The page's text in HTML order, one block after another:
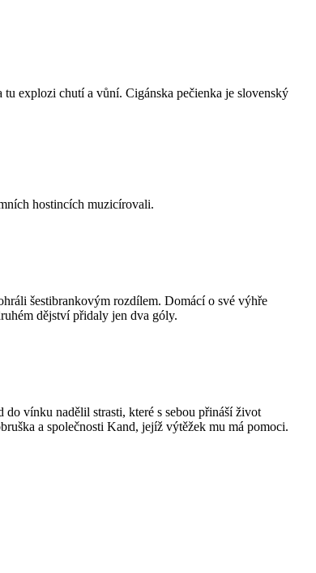
explozi chutí a vůní. Cigánska pečienka je slovenský
hostincích muzicírovali.
šestibrankovým rozdílem. Domácí o své výhře
dějství přidaly jen dva góly.
vínku nadělil strasti, které s sebou přináší život
a společnosti Kand, jejíž výtěžek mu má pomoci.